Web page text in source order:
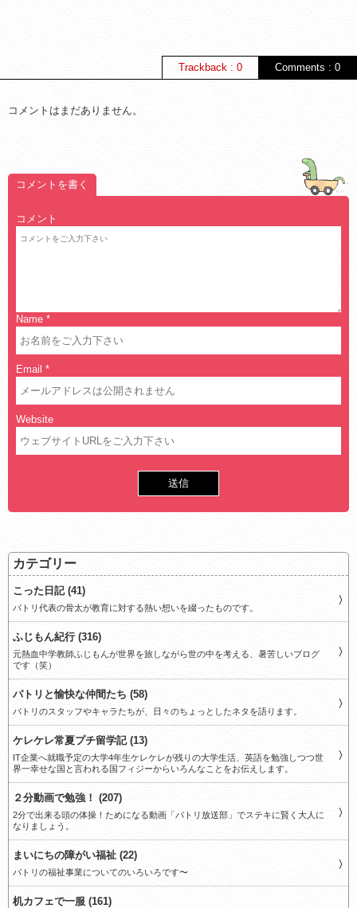
Comments : 0
Trackback : 0
コメントはまだありません。
コメントを書く
コメント
Name *
Email *
Website
カテゴリー
こった日記 (41)
パトリ代表の骨太が教育に対する熱い想いを綴ったものです。
ふじもん紀行 (316)
元熱血中学教師ふじもんが世界を旅しながら世の中を考える、暑苦しいブログ
です（笑）
パトリと愉快な仲間たち (58)
パトリのスタッフやキャラたちが、日々のちょっとしたネタを語ります。
ケレケレ常夏プチ留学記 (13)
IT企業へ就職予定の大学4年生ケレケレが残りの大学生活、英語を勉強しつつ世
界一幸せな国と言われる国フィジーからいろんなことをお伝えします。
２分動画で勉強！ (207)
2分で出来る頭の体操！ためになる動画「パトリ放送部」でステキに賢く大人に
なりましょう。
まいにちの障がい福祉 (22)
パトリの福祉事業についてのいろいろです〜
机カフェで一服 (161)